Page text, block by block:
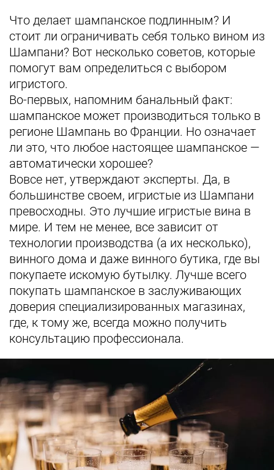
Что делает шампанское подлинным? И
стоит ли ограничивать себя только вином из
Шампани? Вот несколько советов, которые
помогут вам определиться с выбором
игристого.
Во-первых, напомним банальный факт:
шампанское может производиться только в
регионе Шампань во Франции. Но означает
ли это, что любое настоящее шампанское —
автоматически хорошее?
Вовсе нет, утверждают эксперты. Да, в
большинстве своем, игристые из Шампани
превосходны. Это лучшие игристые вина в
мире. И тем не менее, все зависит от
технологии производства (а их несколько),
винного дома и даже винного бутика, где вы
покупаете искомую бутылку. Лучше всего
покупать шампанское в заслуживающих
доверия специализированных магазинах,
где, к тому же, всегда можно получить
консультацию профессионала.